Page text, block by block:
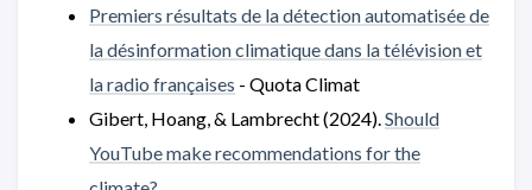
Premiers résultats de la détection automatisée de
la désinformation climatique dans la télévision et
la radio françaises - Quota Climat
Gibert, Hoang, & Lambrecht (2024).Should
YouTube make recommendations for the